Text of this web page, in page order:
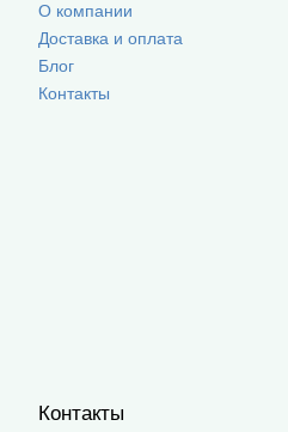
О компании
Доставка и оплата
Блог
Контакты
Контакты